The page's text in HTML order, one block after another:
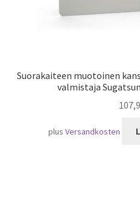
Suorakaiteen muotoinen
valmistaja
plusVersandkosten